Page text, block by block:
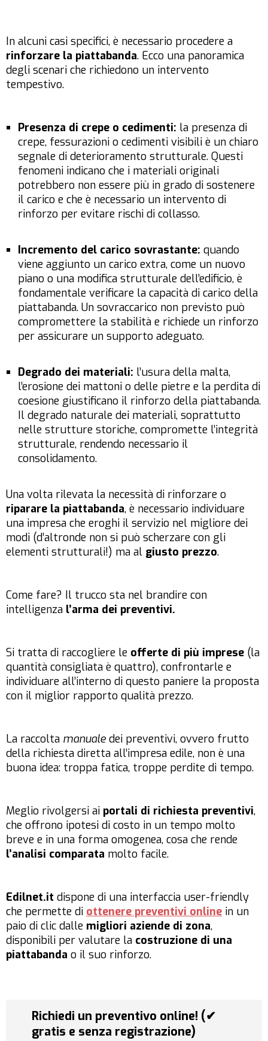
In alcuni casi specifici, è necessario procedere a
rinforzare la piattabanda. Ecco una panoramica
degli scenari che richiedono un intervento
tempestivo.
Presenza di crepe o cedimenti: la presenza di
crepe, fessurazioni o cedimenti visibili è un chiaro
segnale di deterioramento strutturale. Questi
fenomeni indicano che i materiali originali
potrebbero non essere più in grado di sostenere
il carico e che è necessario un intervento di
rinforzo per evitare rischi di collasso.
Incremento del carico sovrastante: quando
viene aggiunto un carico extra, come un nuovo
piano o una modifica strutturale dell’edificio, è
fondamentale verificare la capacità di carico della
piattabanda. Un sovraccarico non previsto può
compromettere la stabilità e richiede un rinforzo
per assicurare un supporto adeguato.
Degrado dei materiali: l’usura della malta,
l’erosione dei mattoni o delle pietre e la perdita di
coesione giustificano il rinforzo della piattabanda.
Il degrado naturale dei materiali, soprattutto
nelle strutture storiche, compromette l’integrità
strutturale, rendendo necessario il
consolidamento.
Una volta rilevata la necessità di rinforzare o
riparare la piattabanda, è necessario individuare
una impresa che eroghi il servizio nel migliore dei
modi (d’altronde non si può scherzare con gli
elementi strutturali!) ma al giusto prezzo.
Come fare? Il trucco sta nel brandire con
intelligenza l’arma dei preventivi.
Si tratta di raccogliere le offerte di più imprese (la
quantità consigliata è quattro), confrontarle e
individuare all’interno di questo paniere la proposta
con il miglior rapporto qualità prezzo.
La raccolta manuale dei preventivi, ovvero frutto
della richiesta diretta all’impresa edile, non è una
buona idea: troppa fatica, troppe perdite di tempo.
Meglio rivolgersi ai portali di richiesta preventivi,
che offrono ipotesi di costo in un tempo molto
breve e in una forma omogenea, cosa che rende
l’analisi comparata molto facile.
Edilnet.it dispone di una interfaccia user-friendly
che permette di ottenere preventivi online in un
paio di clic dalle migliori aziende di zona,
disponibili per valutare la costruzione di una
piattabanda o il suo rinforzo.
Richiedi un preventivo online! (✔
gratis e senza registrazione)